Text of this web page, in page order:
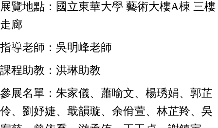
展覽地點：國立東華大學 藝術大樓A棟 三樓
走廊
指導老師：吳明峰老師
課程助教：洪琳助教
參展名單：朱家儀、蕭喻文、楊琇娟、郭芷
伶、劉妤婕、戢韻璇、余佾萱、林芷羚、吳